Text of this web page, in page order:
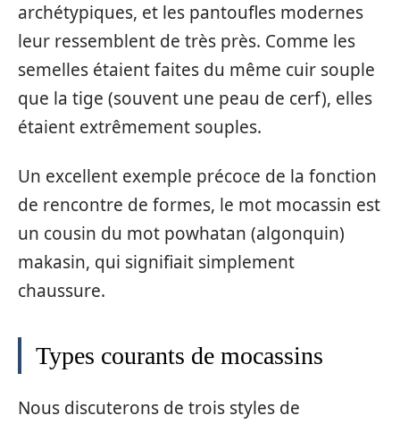
archétypiques, et les pantoufles modernes
leur ressemblent de très près. Comme les
semelles étaient faites du même cuir souple
que la tige (souvent une peau de cerf), elles
étaient extrêmement souples.
Un excellent exemple précoce de la fonction
de rencontre de formes, le mot mocassin est
un cousin du mot powhatan (algonquin)
makasin, qui signifiait simplement
chaussure.
Types courants de mocassins
Nous discuterons de trois styles de